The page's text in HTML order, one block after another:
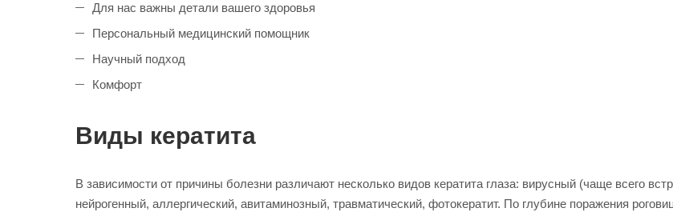
Для нас важны детали вашего здоровья
Персональный медицинский помощник
Научный подход
Комфорт
Виды кератита
В зависимости от причины болезни различают несколько видов кератита глаза: вирусный (чаще всего
нейрогенный, аллергический, авитаминозный, травматический, фотокератит. По глубине поражения